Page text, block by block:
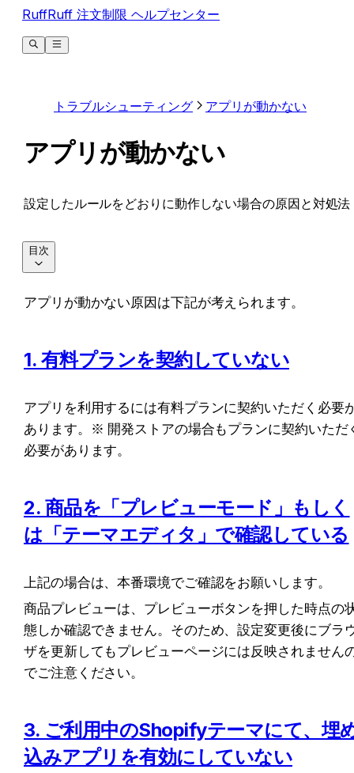
RuffRuff 注文制限 ヘルプセンター
トラブルシューティング アプリが動かない
アプリが動かない
設定したルールをどおりに動作しない場合の原因と対処法
アプリが動かない原因は下記が考えられます。
1. 有料プランを契約していない
アプリを利用するには有料プランに契約いただく必要
あります。※ 開発ストアの場合もプランに契約いただ
必要があります。
2. 商品を「プレビューモード」もしく
は「テーマエディタ」で確認している
上記の場合は、本番環境でご確認をお願いします。
商品プレビューは、プレビューボタンを押した時点の
態しか確認できません。そのため、設定変更後にブラ
ザを更新してもプレビューページには反映されません
でご注意ください。
3. ご利用中のShopifyテーマにて、埋
込みアプリを有効にしていない
目次